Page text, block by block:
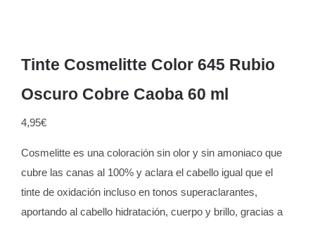
Tinte Cosmelitte Color 645 Rubio
Oscuro Cobre Caoba 60 ml
4,95€
Cosmelitte es una coloración sin olor y sin amoniaco que
cubre las canas al 100% y aclara el cabello igual que el
tinte de oxidación incluso en tonos superaclarantes,
aportando al cabello hidratación, cuerpo y brillo, gracias a